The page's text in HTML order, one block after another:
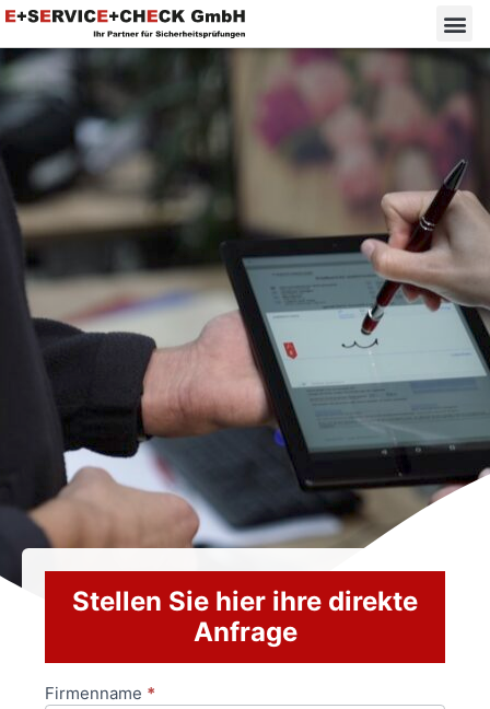
Stellen Sie hier ihre direkte
Anfrage
Anfrageformular
Firmenname *